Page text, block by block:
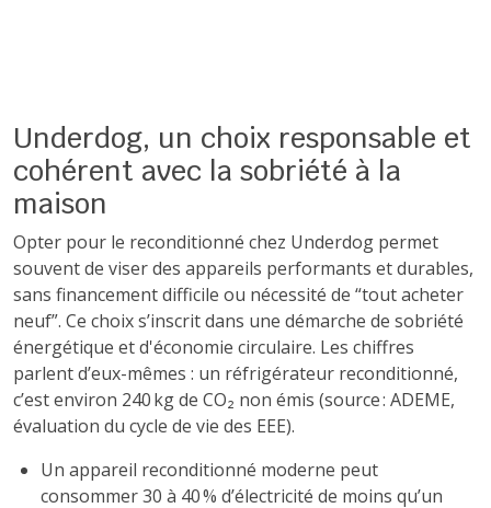
Underdog, un choix responsable et
cohérent avec la sobriété à la
maison
Opter pour le reconditionné chez Underdog permet
souvent de viser des appareils performants et durables,
sans financement difficile ou nécessité de “tout acheter
neuf”. Ce choix s’inscrit dans une démarche de sobriété
énergétique et d'économie circulaire. Les chiffres
parlent d’eux-mêmes : un réfrigérateur reconditionné,
c’est environ 240 kg de CO₂ non émis (source : ADEME,
évaluation du cycle de vie des EEE).
Un appareil reconditionné moderne peut
consommer 30 à 40 % d’électricité de moins qu’un